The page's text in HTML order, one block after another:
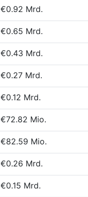
€0.92 Mrd.
€0.65 Mrd.
€0.43 Mrd.
€0.27 Mrd.
€0.12 Mrd.
€72.82 Mio.
€82.59 Mio.
€0.26 Mrd.
€0.15 Mrd.